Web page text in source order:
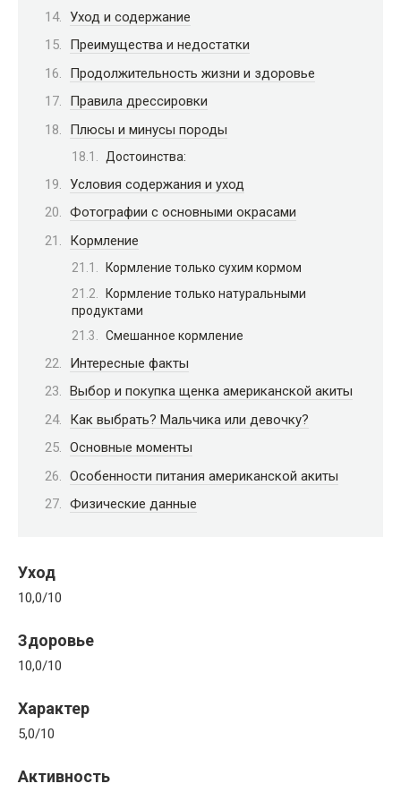
Уход и содержание
Преимущества и недостатки
Продолжительность жизни и здоровье
Правила дрессировки
Плюсы и минусы породы
Достоинства:
Условия содержания и уход
Фотографии с основными окрасами
Кормление
Кормление только сухим кормом
Кормление только натуральными
продуктами
Смешанное кормление
Интересные факты
Выбор и покупка щенка американской акиты
Как выбрать? Мальчика или девочку?
Основные моменты
Особенности питания американской акиты
Физические данные
Уход
10,0/10
Здоровье
10,0/10
Характер
5,0/10
Активность